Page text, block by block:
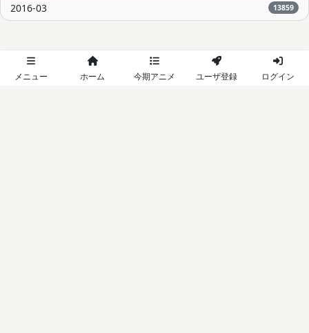
2016-03 13859
Annict
A platform for anime addicts.
メニュー ホーム 今期アニメ ユーザ登録 ログイン